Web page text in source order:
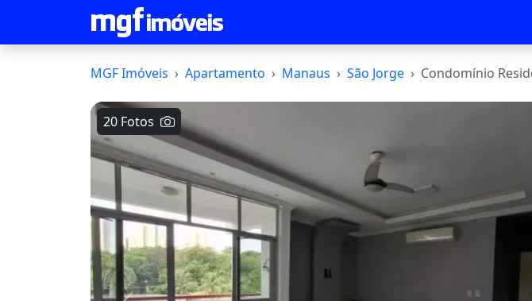
MGF Imóveis Apartamento Manaus São Jorge Condomínio
20 Fotos